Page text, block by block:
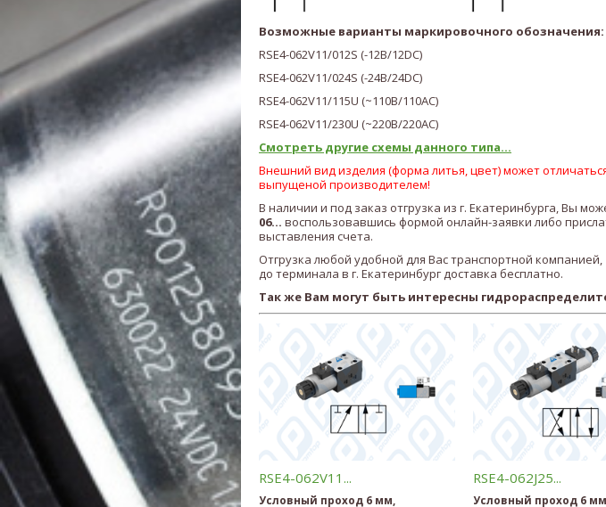
Возможные варианты маркировочного обозначения:
RSE4-062V11/012S (-12В/12DC)
RSE4-062V11/024S (-24В/24DC)
RSE4-062V11/115U (~110В/110AC)
RSE4-062V11/230U (~220В/220AC)
Смотреть другие схемы данного типа...
Внешний вид изделия (форма литья, цвет) может
выпущеной производителем!
В наличии и под заказ отгрузка из г. Екатеринбурга, Вы
06... воспользовавшись формой онлайн-заявки либо
выставления счета.
Отгрузка любой удобной для Вас транспортной компанией,
до терминала в г. Екатеринбург доставка бесплатно.
Так же Вам могут быть интересны
RSE4-062V11...
Условный проход 6 мм,
RSE4-062J25...
Условный проход 6 мм,